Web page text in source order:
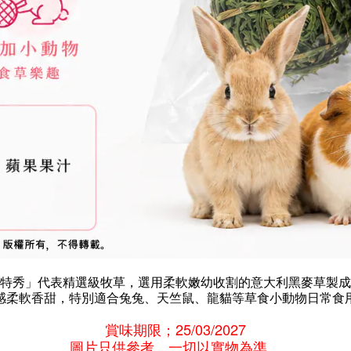
秀」代表精選級牧草，選用柔軟嫩幼收割的意大利黑麥草製
柔軟香甜，特別適合兔兔、天竺鼠、龍貓等草食小動物日常食
賞味期限；25/03/2027
圖片只供參考，一切以實物為準。